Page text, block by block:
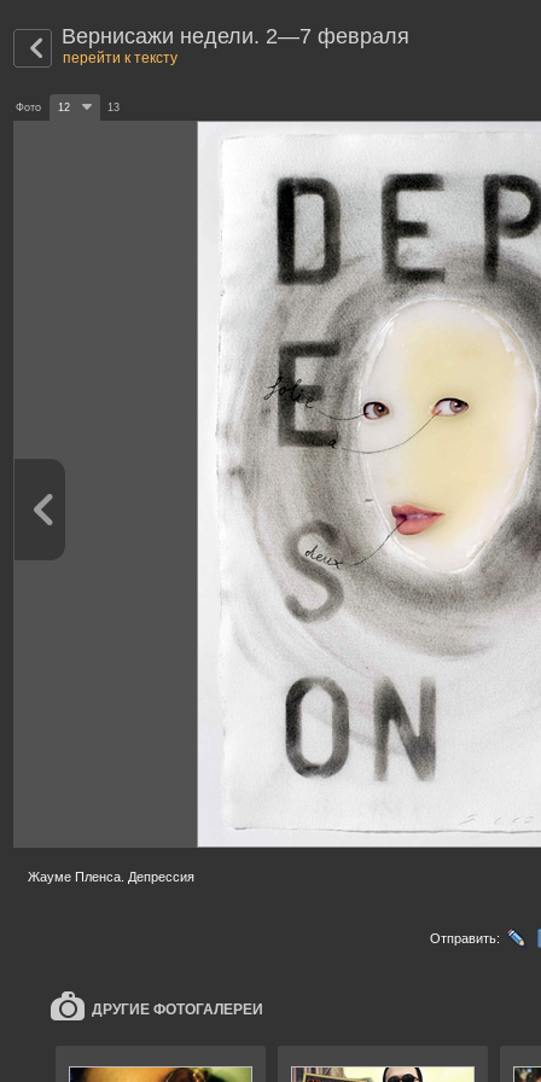
Вернисажи недели. 2—7 февраля
перейти к тексту
Фото 12 13
Жауме Пленса. Депрессия
Отправить:
ДРУГИЕ ФОТОГАЛЕРЕИ